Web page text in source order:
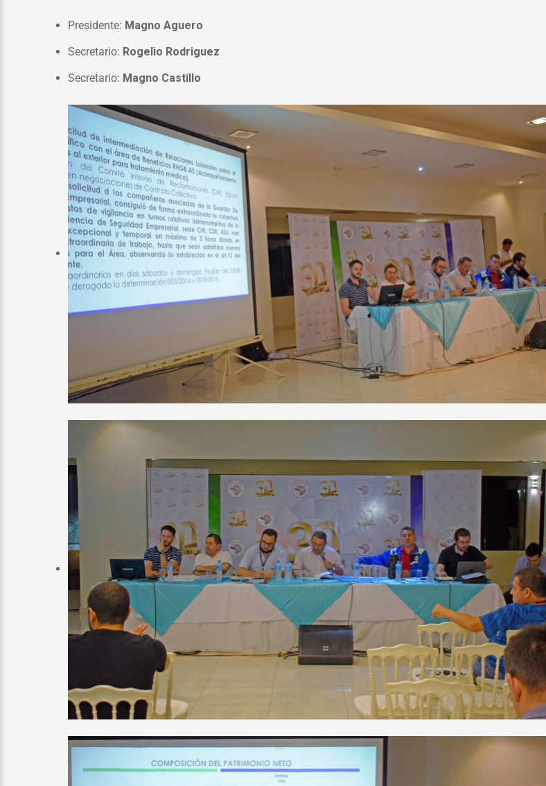
Presidente: Magno Aguero
Secretario: Rogelio Rodriguez
Secretario: Magno Castillo